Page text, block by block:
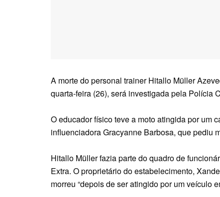
A morte do personal trainer Hitallo Müller
quarta-feira (26), será investigada pela Polícia
O educador físico teve a moto atingida por um
influenciadora Gracyanne Barbosa, que pediu
Hitallo Müller fazia parte do quadro de
Extra. O proprietário do estabelecimento,
morreu “depois de ser atingido por um veículo